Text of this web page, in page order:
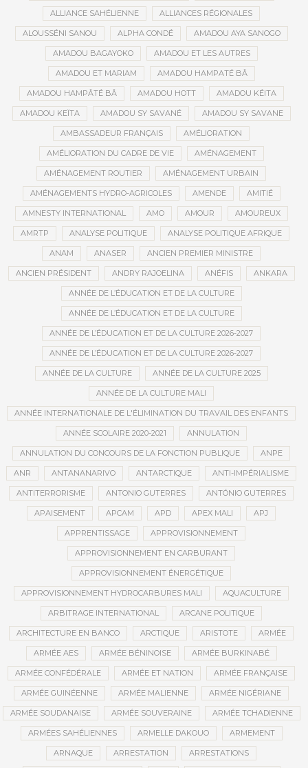
ALLIANCE SAHÉLIENNE ALLIANCES RÉGIONALES
ALOUSSÉNI SANOU ALPHA CONDÉ AMADOU AYA SANOGO
AMADOU BAGAYOKO AMADOU ET LES AUTRES
AMADOU ET MARIAM AMADOU HAMPATÉ BÂ
AMADOU HAMPÂTÉ BÂ AMADOU HOTT AMADOU KÉITA
AMADOU KEÏTA AMADOU SY SAVANÉ AMADOU SY SAVANE
AMBASSADEUR FRANÇAIS AMÉLIORATION
AMÉLIORATION DU CADRE DE VIE AMÉNAGEMENT
AMÉNAGEMENT ROUTIER AMÉNAGEMENT URBAIN
AMÉNAGEMENTS HYDRO-AGRICOLES AMENDE AMITIÉ
AMNESTY INTERNATIONAL AMO AMOUR AMOUREUX
AMRTP ANALYSE POLITIQUE ANALYSE POLITIQUE AFRIQUE
ANAM ANASER ANCIEN PREMIER MINISTRE
ANCIEN PRÉSIDENT ANDRY RAJOELINA ANÉFIS ANKARA
ANNÉE DE L’ÉDUCATION ET DE LA CULTURE
ANNÉE DE L’ÉDUCATION ET DE LA CULTURE
ANNÉE DE L’ÉDUCATION ET DE LA CULTURE 2026-2027
ANNÉE DE L’ÉDUCATION ET DE LA CULTURE 2026-2027
ANNÉE DE LA CULTURE ANNÉE DE LA CULTURE 2025
ANNÉE DE LA CULTURE MALI
ANNÉE INTERNATIONALE DE L'ÉLIMINATION DU TRAVAIL DES ENFANTS
ANNÉE SCOLAIRE 2020-2021 ANNULATION
ANNULATION DU CONCOURS DE LA FONCTION PUBLIQUE ANPE
ANR ANTANANARIVO ANTARCTIQUE ANTI-IMPÉRIALISME
ANTITERRORISME ANTONIO GUTERRES ANTÓNIO GUTERRES
APAISEMENT APCAM APD APEX MALI APJ
APPRENTISSAGE APPROVISIONNEMENT
APPROVISIONNEMENT EN CARBURANT
APPROVISIONNEMENT ÉNERGÉTIQUE
APPROVISIONNEMENT HYDROCARBURES MALI AQUACULTURE
ARBITRAGE INTERNATIONAL ARCANE POLITIQUE
ARCHITECTURE EN BANCO ARCTIQUE ARISTOTE ARMÉE
ARMÉE AES ARMÉE BÉNINOISE ARMÉE BURKINABÉ
ARMÉE CONFÉDÉRALE ARMÉE ET NATION ARMÉE FRANÇAISE
ARMÉE GUINÉENNE ARMÉE MALIENNE ARMÉE NIGÉRIANE
ARMÉE SOUDANAISE ARMÉE SOUVERAINE ARMÉE TCHADIENNE
ARMÉES SAHÉLIENNES ARMELLE DAKOUO ARMEMENT
ARNAQUE ARRESTATION ARRESTATIONS